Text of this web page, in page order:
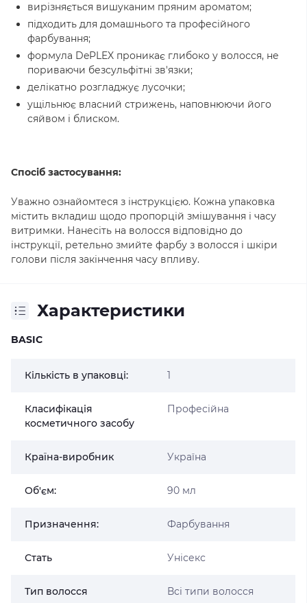
вирізняється вишуканим пряним ароматом;
підходить для домашнього та професійного
фарбування;
формула DePLEX проникає глибоко у волосся, не
пориваючи безсульфітні зв'язки;
делікатно розгладжує лусочки;
ущільнює власний стрижень, наповнюючи його
сяйвом і блиском.
Спосіб застосування:
Уважно ознайомтеся з інструкцією. Кожна упаковка
містить вкладиш щодо пропорцій змішування і часу
витримки. Нанесіть на волосся відповідно до
інструкції, ретельно змийте фарбу з волосся і шкіри
голови після закінчення часу впливу.
Характеристики
BASIC
Кількість в упаковці: 1
Класифікація
косметичного засобу
Професійна
Країна-виробник Україна
Об'єм: 90 мл
Призначення: Фарбування
Стать Унісекс
Тип волосся Всі типи волосся